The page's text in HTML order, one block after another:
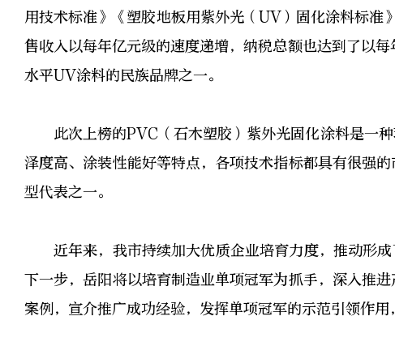
用技术标准》《塑胶地板用紫外光（UV）固化涂料标
售收入以每年亿元级的速度递增，纳税总额也达到了
水平UV涂料的民族品牌之一。
此次上榜的PVC（石木塑胶）紫外光固化涂料是一
泽度高、涂装性能好等特点，各项技术指标都具有很强
型代表之一。
近年来，我市持续加大优质企业培育力度，推动形
下一步，岳阳将以培育制造业单项冠军为抓手，深入推
案例，宣介推广成功经验，发挥单项冠军的示范引领作